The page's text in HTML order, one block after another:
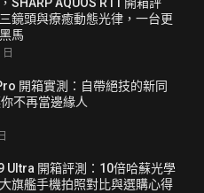
SHARP AQUOS R11 開箱評
鏡頭與療癒動態光律，一台更
馬
開箱實測：自帶絕技的新同
不再當邊緣人
Ultra 開箱評測：10倍哈蘇光學
旗艦手機拍照對比與選購心得